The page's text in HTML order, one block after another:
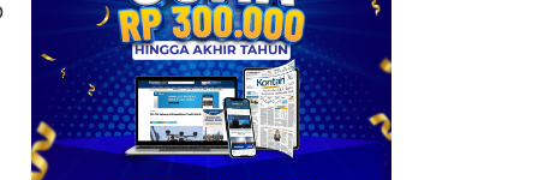
Emirates hingga 2033, Ini
Detail Kemitraannya
7
FIFA Akhirnya Cairkan
Hadiah Timnas Yordania
yang Tertunda 8 Bulan